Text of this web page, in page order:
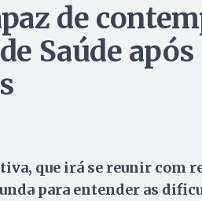
de
Saúde
que irá se reunir com
para entender as